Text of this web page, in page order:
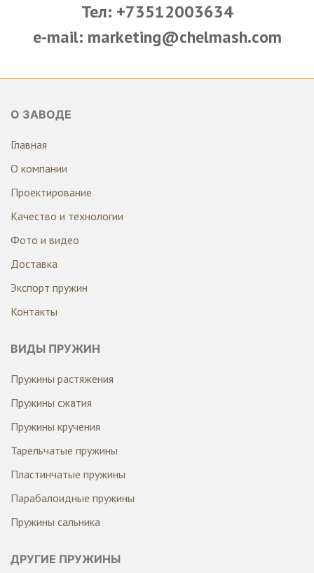
Тел: +73512003634
e-mail: marketing@chelmash.com
О ЗАВОДЕ
Главная
О компании
Проектирование
Качество и технологии
Фото и видео
Доставка
Экспорт пружин
Контакты
ВИДЫ ПРУЖИН
Пружины растяжения
Пружины сжатия
Пружины кручения
Тарельчатые пружины
Пластинчатые пружины
Парабалоидные пружины
Пружины сальника
ДРУГИЕ ПРУЖИНЫ